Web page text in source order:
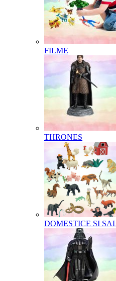
FILME
THRONES
DOMESTICE SI